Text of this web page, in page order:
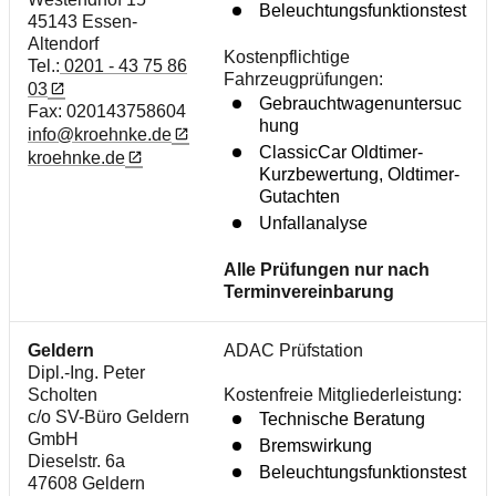
45143 Essen-
Altendorf
Tel.: 0201 - 43 75 86
03
Fax: 020143758604
info@kroehnke.de
kroehnke.de
Beleuchtungsfunktionstest
Kostenpflichtige
Fahrzeugprüfungen:
Gebrauchtwagenuntersuc
hung
ClassicCar Oldtimer-
Kurzbewertung, Oldtimer-
Gutachten
Unfallanalyse
Alle Prüfungen nur nach
Terminvereinbarung
Geldern
Dipl.-Ing. Peter
Scholten
c/o SV-Büro Geldern
GmbH
Dieselstr. 6a
47608 Geldern
ADAC Prüfstation
Kostenfreie Mitgliederleistung:
Technische Beratung
Bremswirkung
Beleuchtungsfunktionstest